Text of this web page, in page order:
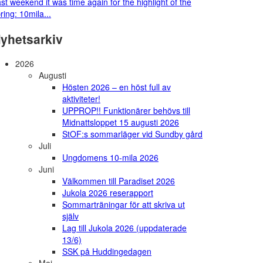
10mila...
2026
Augusti
Hösten 2026 – en höst full av
aktiviteter!
UPPROP!! Funktionärer behövs till
Midnattsloppet 15 augusti 2026
StOF:s sommarläger vid Sundby gård
Juli
Ungdomens 10-mila 2026
Juni
Välkommen till Paradiset 2026
Jukola 2026 reserapport
Sommarträningar för att skriva ut
själv
Lag till Jukola 2026 (uppdaterade
13/6)
SSK på Huddingedagen